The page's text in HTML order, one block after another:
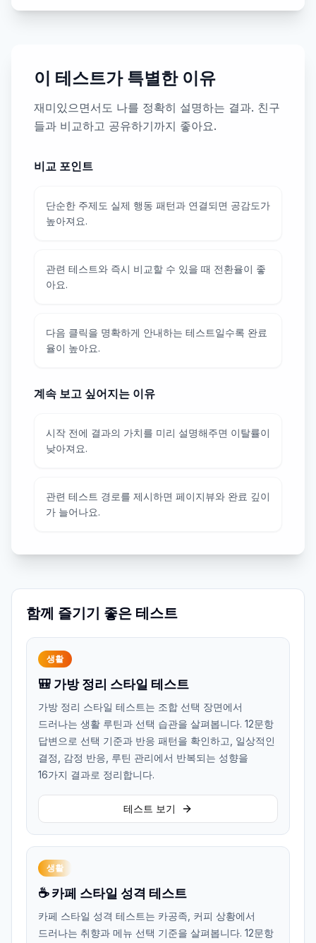
이 테스트가 특별한 이유
재미있으면서도 나를 정확히 설명하는 결과. 친구
들과 비교하고 공유하기까지 좋아요.
비교 포인트
단순한 주제도 실제 행동 패턴과 연결되면 공감도가
높아져요.
관련 테스트와 즉시 비교할 수 있을 때 전환율이 좋
아요.
다음 클릭을 명확하게 안내하는 테스트일수록 완료
율이 높아요.
계속 보고 싶어지는 이유
시작 전에 결과의 가치를 미리 설명해주면 이탈률이
낮아져요.
관련 테스트 경로를 제시하면 페이지뷰와 완료 깊이
가 늘어나요.
함께 즐기기 좋은 테스트
생활
🎒 가방 정리 스타일 테스트
가방 정리 스타일 테스트는 조합 선택 장면에서
드러나는 생활 루틴과 선택 습관을 살펴봅니다. 12문항
답변으로 선택 기준과 반응 패턴을 확인하고, 일상적인
결정, 감정 반응, 루틴 관리에서 반복되는 성향을
16가지 결과로 정리합니다.
테스트 보기
생활
☕ 카페 스타일 성격 테스트
카페 스타일 성격 테스트는 카공족, 커피 상황에서
드러나는 취향과 메뉴 선택 기준을 살펴봅니다. 12문항